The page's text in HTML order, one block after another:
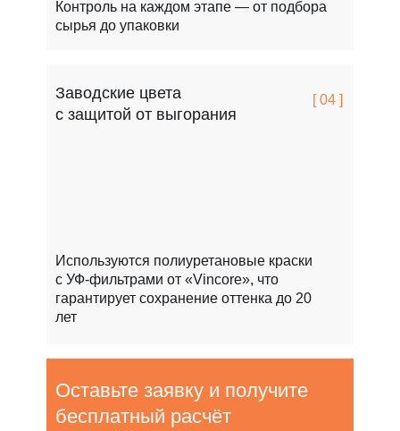
Используются полиуретановые краски
с УФ-фильтрами от «Vincore», что
гарантирует сохранение оттенка до 20
лет
Заводские цвета
с защитой от выгорания
[ 04 ]
Контроль на каждом этапе — от подбора
сырья до упаковки
Оставьте заявку и получите
бесплатный расчёт